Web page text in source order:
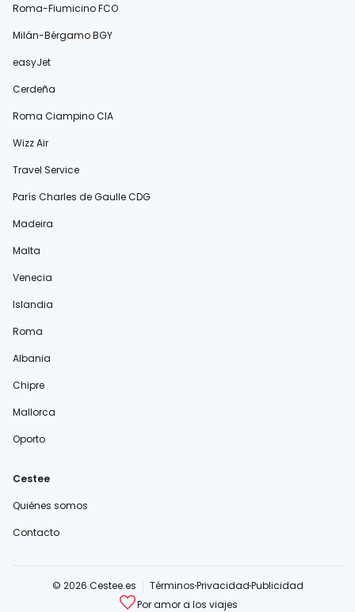
Roma-Fiumicino FCO
Milán-Bérgamo BGY
easyJet
Cerdeña
Roma Ciampino CIA
Wizz Air
Travel Service
París Charles de Gaulle CDG
Madeira
Malta
Venecia
Islandia
Roma
Albania
Chipre
Mallorca
Oporto
Cestee
Quiénes somos
Contacto
© 2026 Cestee.es TérminosPrivacidadPublicidad
Por amor a los viajes